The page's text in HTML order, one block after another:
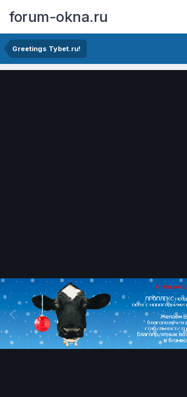
forum-okna.ru
Greetings Tybet.ru!